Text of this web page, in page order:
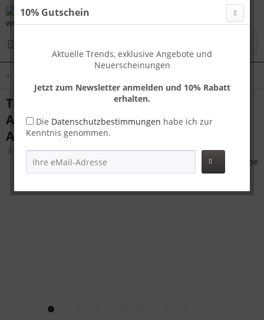
Travelhouse Tokyo Kofferset S+L Grau |
Aluminium-Hartschale | TSA-Schloss,
Aluminiumrahmen
10% Gutschein
Aktuelle Trends, exklusive Angebote und
Neuerscheinungen
Jetzt zum Newsletter anmelden und 10% Rabatt
erhalten.
Die Datenschutzbestimmungen habe ich zur
Kenntnis genommen.